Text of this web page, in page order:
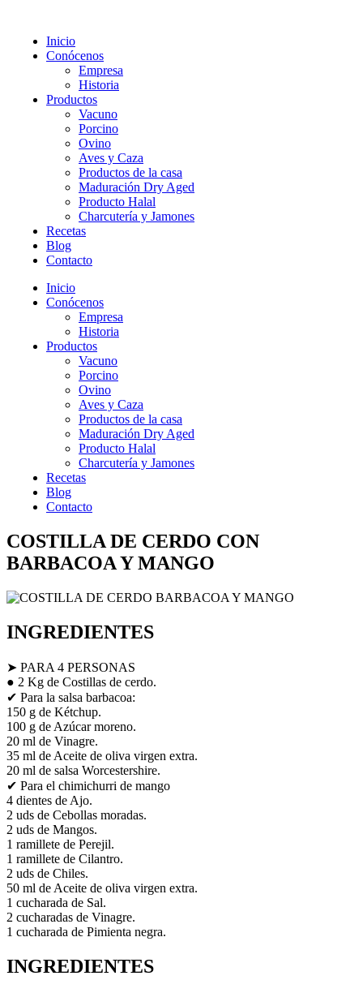
Inicio
Conócenos
Empresa
Historia
Productos
Vacuno
Porcino
Ovino
Aves y Caza
Productos de la casa
Maduración Dry Aged
Producto Halal
Charcutería y Jamones
Recetas
Blog
Contacto
Inicio
Conócenos
Empresa
Historia
Productos
Vacuno
Porcino
Ovino
Aves y Caza
Productos de la casa
Maduración Dry Aged
Producto Halal
Charcutería y Jamones
Recetas
Blog
Contacto
COSTILLA DE CERDO CON
BARBACOA Y MANGO
INGREDIENTES
➤ PARA 4 PERSONAS
● 2 Kg de Costillas de cerdo.
✔ Para la salsa barbacoa:
150 g de Kétchup.
100 g de Azúcar moreno.
20 ml de Vinagre.
35 ml de Aceite de oliva virgen extra.
20 ml de salsa Worcestershire.
✔ Para el chimichurri de mango
4 dientes de Ajo.
2 uds de Cebollas moradas.
2 uds de Mangos.
1 ramillete de Perejil.
1 ramillete de Cilantro.
2 uds de Chiles.
50 ml de Aceite de oliva virgen extra.
1 cucharada de Sal.
2 cucharadas de Vinagre.
1 cucharada de Pimienta negra.
INGREDIENTES